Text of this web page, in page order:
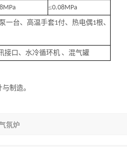
≤0.08MPa
一台、高温手套1付、热电偶1根、
接口 、 水冷循环机 、混气罐
制造。